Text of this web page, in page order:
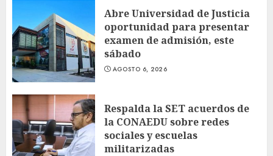
Abre Universidad de Justicia
oportunidad para presentar
examen de admisión, este
sábado
AGOSTO 6, 2026
Respalda la SET acuerdos de
la CONAEDU sobre redes
sociales y escuelas
militarizadas